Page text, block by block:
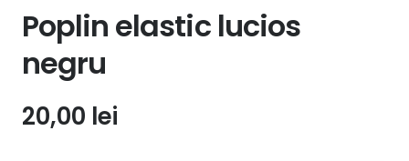
Poplin elastic lucios
negru
20,00 lei